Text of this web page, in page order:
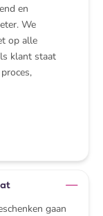
en
We
op alle
klant staat
gaan